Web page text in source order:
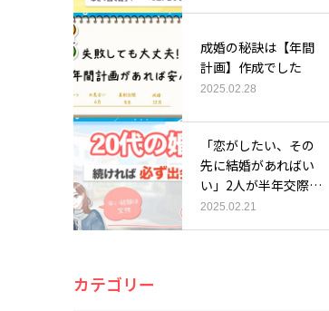
成婚の秘訣は【年間
計画】作成でした
2025.02.28
「恋がしたい、その
先に結婚があればい
い」2人が半年交際で
成婚
2025.02.21
カテゴリー